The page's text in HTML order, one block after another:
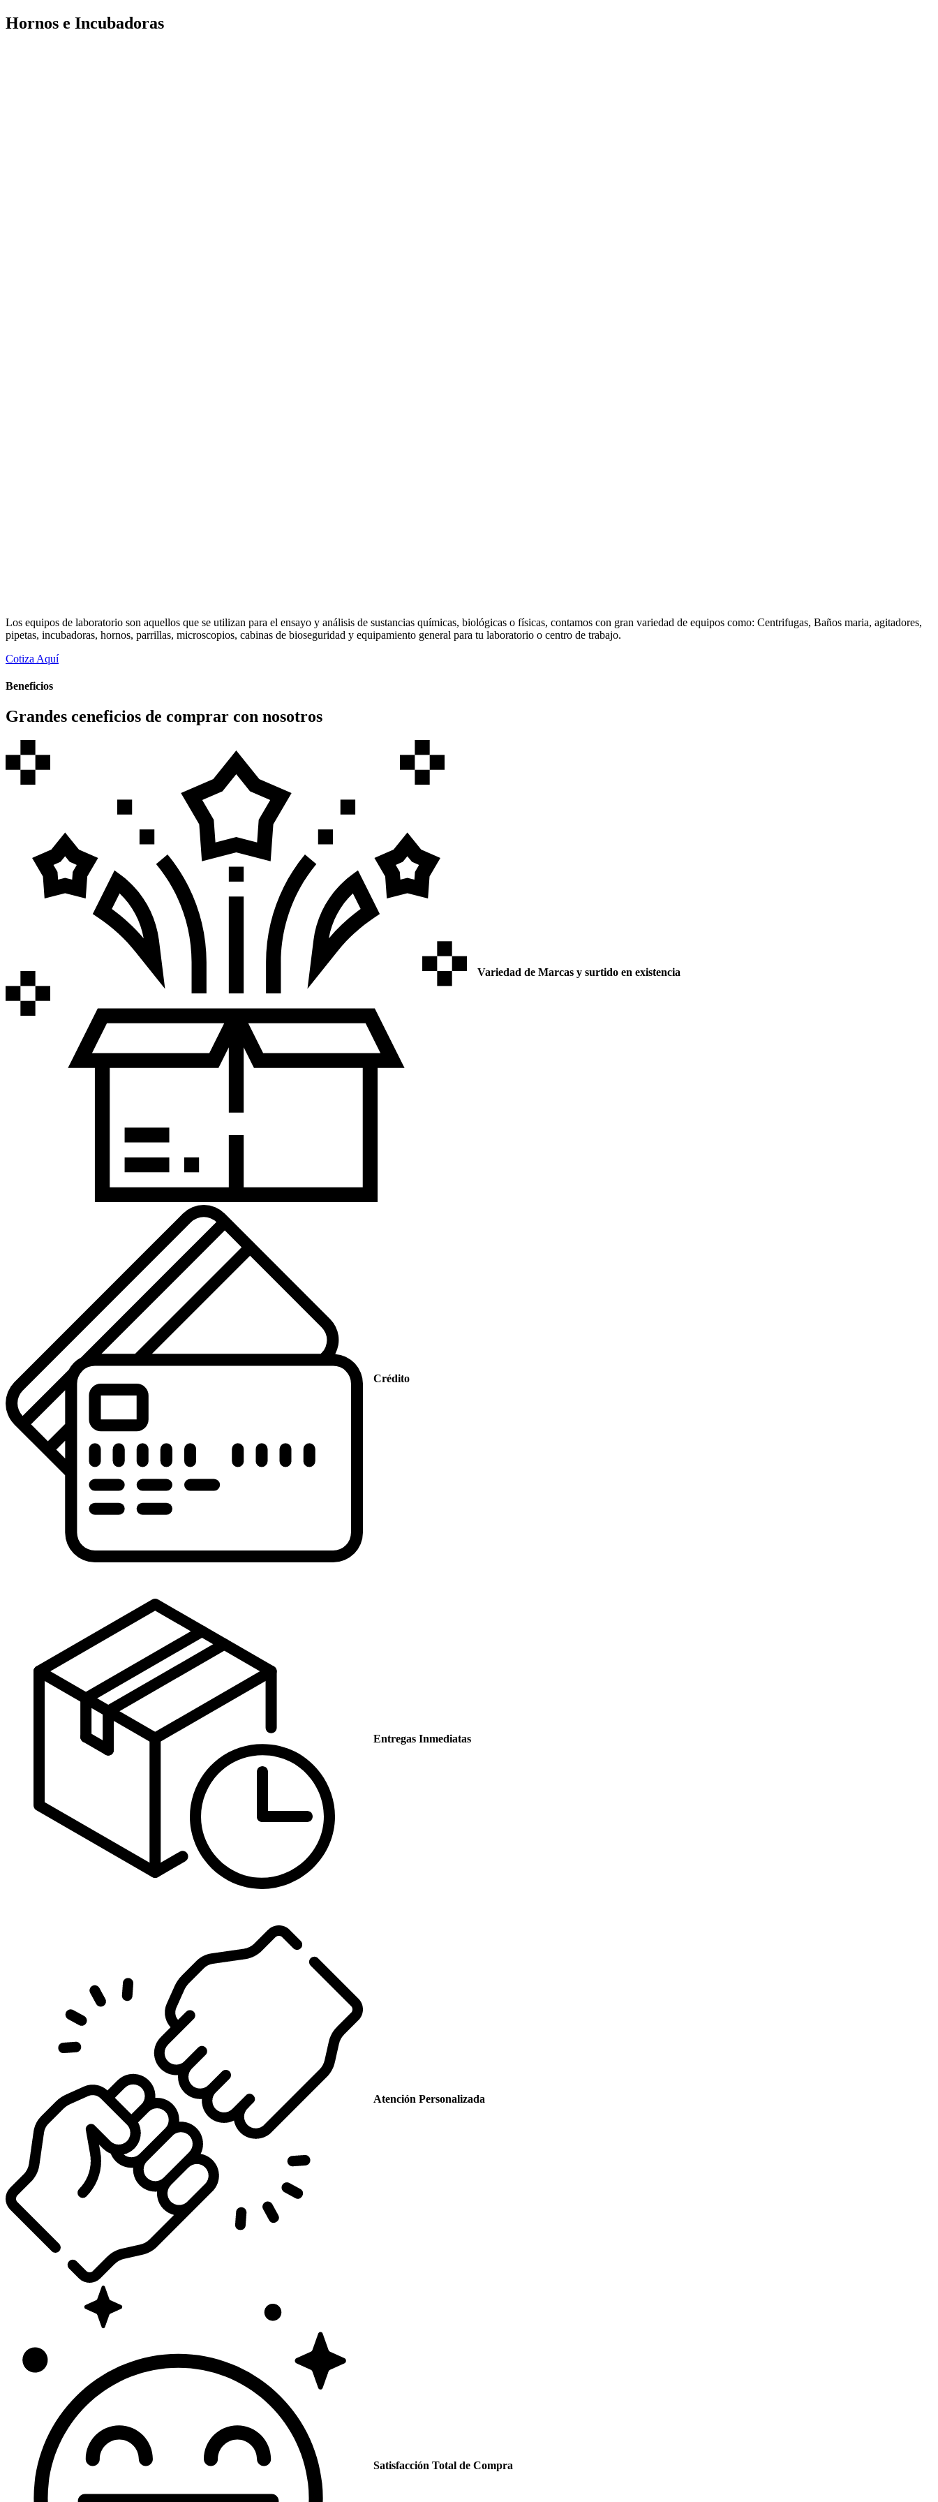
Hornos e Incubadoras
Los equipos de laboratorio son aquellos que se utilizan para el ensayo y análisis de sustancias químicas, biológicas o físicas, contamos con gran variedad de equipos como: Centrifugas, Baños maria, agitadores,
pipetas, incubadoras, hornos, parrillas, microscopios, cabinas de bioseguridad y equipamiento general para tu laboratorio o centro de trabajo.
Cotiza Aquí
Beneficios
Grandes ceneficios de comprar con nosotros
Variedad de Marcas y surtido en existencia
Crédito
Entregas Inmediatas
Atención Personalizada
Satisfacción Total de Compra